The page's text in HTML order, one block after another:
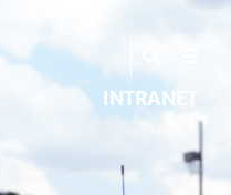
INTRANET